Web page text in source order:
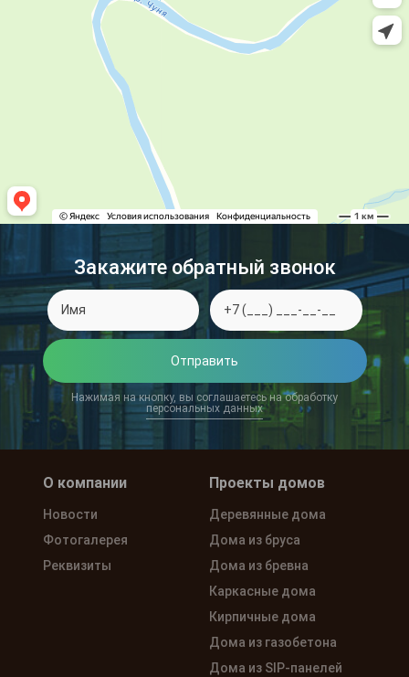
Закажите обратный звонок
Отправить
Нажимая на кнопку, вы соглашаетесь на обработку
персональных данных
О компании
Новости
Фотогалерея
Реквизиты
Проекты домов
Деревянные дома
Дома из бруса
Дома из бревна
Каркасные дома
Кирпичные дома
Дома из газобетона
Дома из SIP-панелей